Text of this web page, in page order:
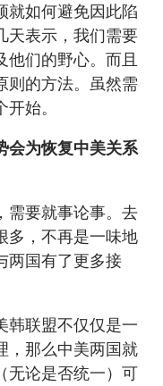
就如何避免因此陷
天表示，我们需要
他们的野心。而且
则的方法。虽然需
始。
会为恢复中美关系
需要就事论事。去
多，不再是一味地
两国有了更多接
韩联盟不仅仅是一
，那么中美两国就
无论是否统一）可